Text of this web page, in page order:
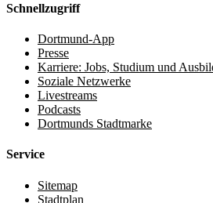
Schnellzugriff
Dortmund-App
Presse
Karriere: Jobs, Studium und
Soziale Netzwerke
Livestreams
Podcasts
Dortmunds Stadtmarke
Service
Sitemap
Stadtplan